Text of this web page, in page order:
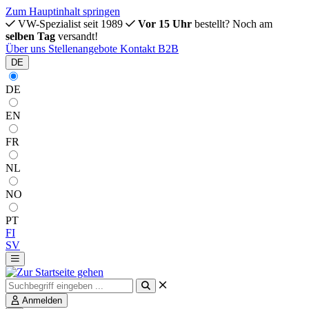
Zum Hauptinhalt springen
VW-Spezialist seit 1989
Vor 15 Uhr bestellt? Noch am
selben Tag versandt!
Über uns Stellenangebote Kontakt B2B
DE
DE
EN
FR
NL
NO
PT
FI
SV
Anmelden